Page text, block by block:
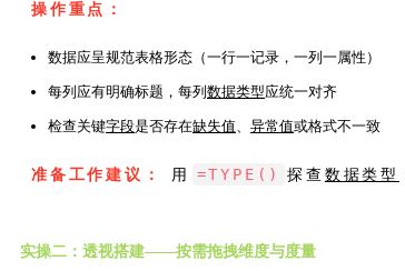
操作重点：
数据应呈规范表格形态（一行一记录，一列一属性）
每列应有明确标题，每列 数据类型应统一对齐
检查关键字段是否存在缺失值、 异常值或格式不一致
准备工作建议： 用 =TYPE() 探查 数据类型
实操二：透视搭建——按需拖拽维度与度量